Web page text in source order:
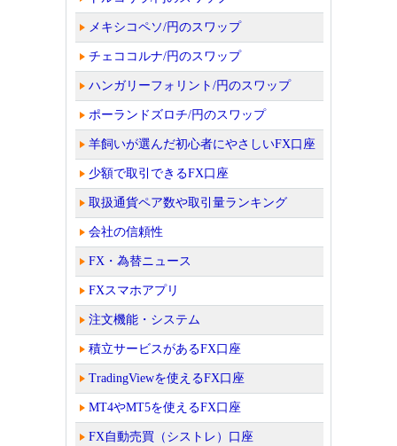
メキシコペソ/円のスワップ
チェココルナ/円のスワップ
ハンガリーフォリント/円のスワップ
ポーランドズロチ/円のスワップ
羊飼いが選んだ初心者にやさしいFX口座
少額で取引できるFX口座
取扱通貨ペア数や取引量ランキング
会社の信頼性
FX・為替ニュース
FXスマホアプリ
注文機能・システム
積立サービスがあるFX口座
TradingViewを使えるFX口座
MT4やMT5を使えるFX口座
FX自動売買（シストレ）口座